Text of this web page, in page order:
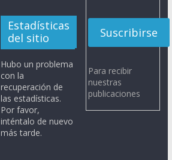
Estadísticas
del sitio
Hubo un problema
con la
recuperación de
las estadísticas.
Por favor,
inténtalo de nuevo
más tarde.
Para recibir
nuestras
publicaciones